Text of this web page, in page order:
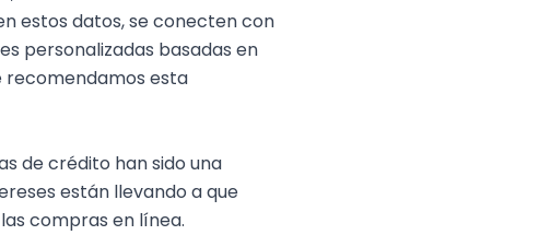
estos datos, se conecten con
personalizadas basadas en
recomendamos esta
de crédito han sido una
están llevando a que
compras en línea.